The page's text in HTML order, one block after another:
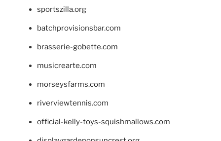
sportszilla.org
batchprovisionsbar.com
brasserie-gobette.com
musicrearte.com
morseysfarms.com
riverviewtennis.com
official-kelly-toys-squishmallows.com